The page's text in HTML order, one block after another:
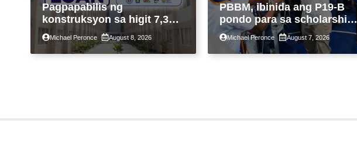
Pagpapabilis ng
konstruksyon sa higit 7,300
kabahayan sa ilalim ng
Expanded 4PH, posible na
sa pagtutulungan ng Pag-
Michael Peronce August 8, 2026
PBBM, ibinida ang P19-B
pondo para sa scholarship
ngayong taon, pinakamalaki
sa kasaysayan ng TESDA
Michael Peronce August 7, 2026